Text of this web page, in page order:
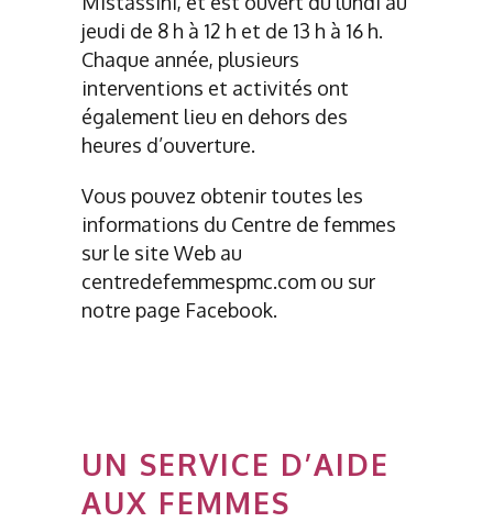
jeudi de 8 h à 12 h et de 13 h à 16 h.
Chaque année, plusieurs
interventions et activités ont
également lieu en dehors des
heures d’ouverture.
Vous pouvez obtenir toutes les
informations du Centre de femmes
sur le site Web au
centredefemmespmc.com ou sur
notre page Facebook.
UN SERVICE D’AIDE
AUX FEMMES